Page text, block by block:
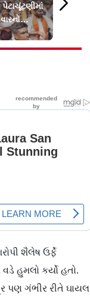
પેટાચૂંટણીમાં
શૈલેષ ઉર્ફે
હુમલો કર્યો હતો.
પણ ગંભીર રીતે ઘાયલ